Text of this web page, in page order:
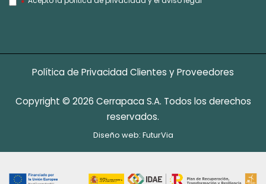
Política de Privacidad Clientes y Proveedores
Copyright © 2026 Cerrapaca S.A. Todos los derechos
reservados.
Diseño web: FuturVia